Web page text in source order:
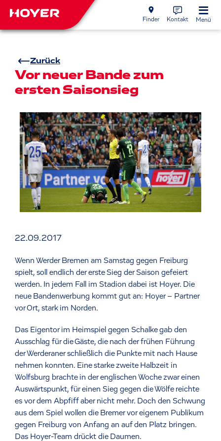
Finder Kontakt Menü
Zurück
Vor neuer Bande zum
ersten Saisonsieg
22.09.2017
Wenn Werder Bremen am Samstag gegen Freiburg
spielt, soll endlich der erste Sieg der Saison gefeiert
werden. In jedem Fall im Stadion dabei ist Hoyer. Die
neue Bandenwerbung kommt gut an: Hoyer – Partner
vor Ort, stark im Norden.
Das Eigentor im Heimspiel gegen Schalke gab den
Ausschlag für die Gäste, die nach der frühen Führung
der Werderaner schließlich die Punkte mit nach Hause
nehmen konnten. Eine starke zweite Halbzeit in
Wolfsburg brachte in der englischen Woche zwar einen
Auswärtspunkt, für einen Sieg gegen die Wölfe reichte
es vor dem Abpfiff aber nicht mehr. Doch den Schwung
aus dem Spiel wollen die Bremer vor eigenem Publikum
gegen Freiburg von Anfang an auf den Platz bringen.
Das Hoyer-Team drückt die Daumen.